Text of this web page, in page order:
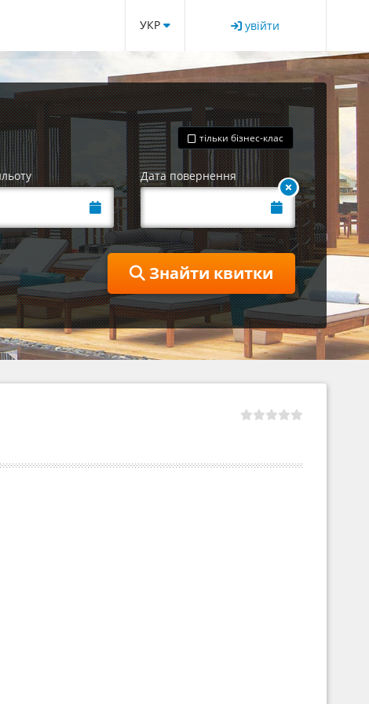
УКР увійти
тільки бізнес-клас
Дата повернення
Знайти квитки